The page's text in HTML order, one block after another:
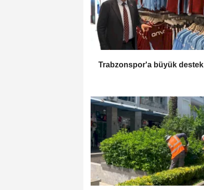
Trabzonspor'a büyük destek